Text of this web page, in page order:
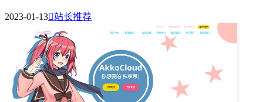
2023-01-13站长推荐